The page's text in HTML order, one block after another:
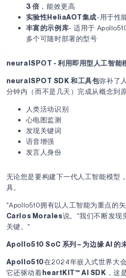
3 倍 ，能效更高
实验性HeliaAOT集成-用于性
丰富的示例库- 适用于
多个可随时部署的型号
neuralSPOT - 利用即用型人工智能
neuralSPOT SDK 和工具包弥补了
分钟内（而不是几天）完成从概念到
人类活动识别
心电图监测
发现关键词
语音增强
发言人身份
无论您是要构建下一代人工智能模型
具。
"Apollo510拥有以人工智能为重点的
Carlos Morales说。"我们不断发现
关键。"
Apollo510 SoC 系列 – 为边缘 AI 的
Apollo510在2024年嵌入式世界大
它还驱动着heartKIT™ AI SDK ，这